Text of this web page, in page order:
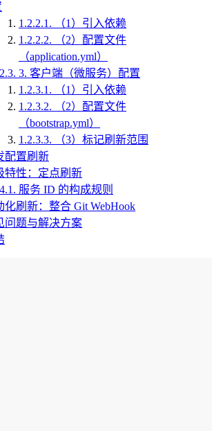
1.2.2.1.
（1）引入依赖
1.2.2.2.
（2）配置文件
（application.yml）
3. 客户端（微服务）配置
1.2.3.1.
（1）引入依赖
1.2.3.2.
（2）配置文件
（bootstrap.yml）
1.2.3.3.
（3）标记刷新范围
配置刷新
特性：定点刷新
服务 ID 的构成规则
化刷新：整合 Git WebHook
问题与解决方案